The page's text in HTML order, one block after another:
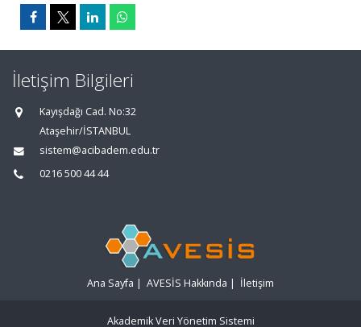
İletişim Bilgileri
Kayışdağı Cad. No:32
Ataşehir/İSTANBUL
sistem@acibadem.edu.tr
0216 500 44 44
Ana Sayfa | AVESİS Hakkında | İletişim
Akademik Veri Yönetim Sistemi